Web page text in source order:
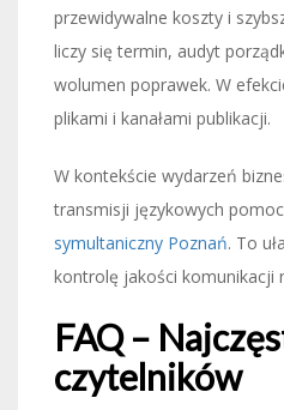
przewidywalne koszty i
liczy się termin, audyt
wolumen poprawek. W
plikami i kanałami publikacji.
W kontekście wydarzeń
transmisji językowych
symultaniczny Poznań. To
kontrolę jakości komunikacji
FAQ –
czytelników